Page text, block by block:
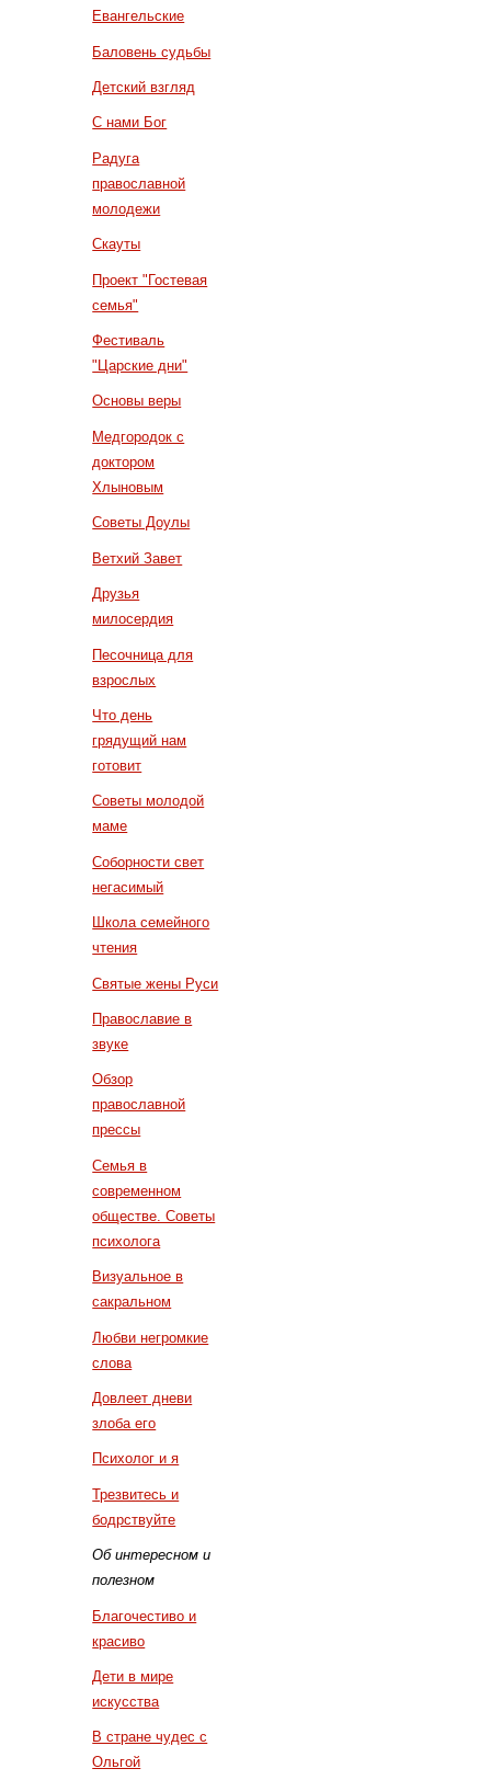
Евангельские
Баловень судьбы
Детский взгляд
С нами Бог
Радуга
православной
молодежи
Скауты
Проект "Гостевая
семья"
Фестиваль
"Царские дни"
Основы веры
Медгородок с
доктором
Хлыновым
Советы Доулы
Ветхий Завет
Друзья
милосердия
Песочница для
взрослых
Что день
грядущий нам
готовит
Советы молодой
маме
Соборности свет
негасимый
Школа семейного
чтения
Святые жены Руси
Православие в
звуке
Обзор
православной
прессы
Семья в
современном
обществе. Советы
психолога
Визуальное в
сакральном
Любви негромкие
слова
Довлеет дневи
злоба его
Психолог и я
Трезвитесь и
бодрствуйте
Об интересном и
полезном
Благочестиво и
красиво
Дети в мире
искусства
В стране чудес с
Ольгой